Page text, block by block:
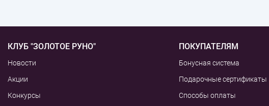
КЛУБ "ЗОЛОТОЕ РУНО"
Новости
Акции
Конкурсы
ПОКУПАТЕЛЯМ
Бонусная система
Подарочные сертификаты
Способы оплаты